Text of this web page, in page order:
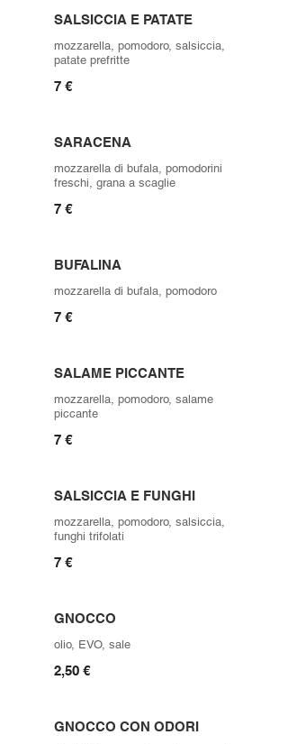
SALSICCIA E PATATE
mozzarella, pomodoro, salsiccia,
patate prefritte
7 €
SARACENA
mozzarella di bufala, pomodorini
freschi, grana a scaglie
7 €
BUFALINA
mozzarella di bufala, pomodoro
7 €
SALAME PICCANTE
mozzarella, pomodoro, salame
piccante
7 €
SALSICCIA E FUNGHI
mozzarella, pomodoro, salsiccia,
funghi trifolati
7 €
GNOCCO
olio, EVO, sale
2,50 €
GNOCCO CON ODORI